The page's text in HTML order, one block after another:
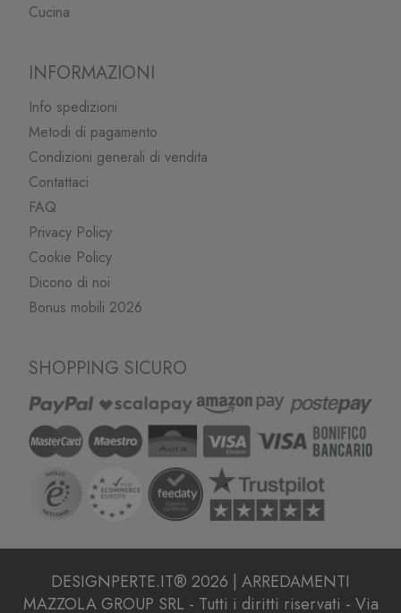
Cucina
INFORMAZIONI
Info spedizioni
Metodi di pagamento
Condizioni generali di vendita
Contattaci
FAQ
Privacy Policy
Cookie Policy
Dicono di noi
Bonus mobili 2026
SHOPPING SICURO
DESIGNPERTE.IT® 2026 | ARREDAMENTI
MAZZOLA GROUP SRL - Tutti i diritti riservati - Via